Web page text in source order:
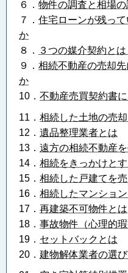
６． 物件の調査と相場
７． 住宅ローンが残っ
か
８．
３つの媒介契約と
９． 相続不動産の売却
か
10． 不動産売買契約書
11． 相続した土地の売
12． 遺品整理業者とは
13． 遠方の相続不動産
14． 相続をきっかけと
15． 相続した戸建てを
16． 相続したマンショ
17． 再建築不可物件とは
18． 事故物件（心理的
19． セットバックとは
20． 建物解体業者の選